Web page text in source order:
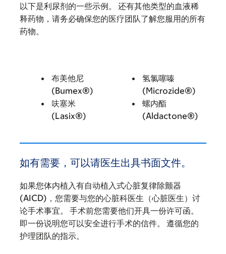
以下是利尿剂的一些示例。 还有其他类型的血液稀
释药物，请务必确保您的医疗团队了解您服用的所有
药物。
布美他尼
(Bumex®)
呋塞米
(Lasix®)
氢氯噻嗪
(Microzide®)
螺内酯
(Aldactone®)
如有需要，可以请医生出具书面文件。
如果您体内植入有自动植入式心脏复律除颤器
(AICD)，您需要与您的心脏科医生（心脏医生）讨
论手术事宜。 手术前您需要他们开具一份许可函。
即一份说明您可以安全进行手术的信件。 遵循您的
护理团队的指示。